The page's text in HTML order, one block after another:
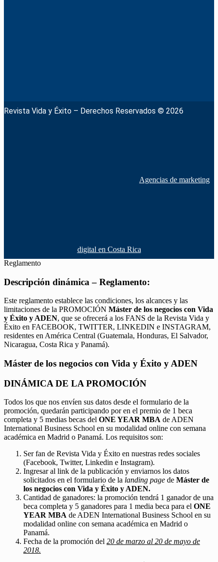
Revista Vida y Éxito – Derechos Reservados © 2026
Agencias de marketing
digital en Costa Rica
Reglamento
Descripción dinámica – Reglamento:
Este reglamento establece las condiciones, los alcances y las
limitaciones de la PROMOCIÓN Máster de los negocios con Vida
y Éxito y ADEN, que se ofrecerá a los FANS de la Revista Vida y
Éxito en FACEBOOK, TWITTER, LINKEDIN e INSTAGRAM,
residentes en América Central (Guatemala, Honduras, El Salvador,
Nicaragua, Costa Rica y Panamá).
Máster de los negocios con Vida y Éxito y ADEN
DINÁMICA DE LA PROMOCIÓN
Todos los que nos envíen sus datos desde el formulario de la
promoción, quedarán participando por en el premio de 1 beca
completa y 5 medias becas del ONE YEAR MBA de ADEN
International Business School en su modalidad online con semana
académica en Madrid o Panamá. Los requisitos son:
Ser fan de Revista Vida y Éxito en nuestras redes sociales
(Facebook, Twitter, Linkedin e Instagram).
Ingresar al link de la publicación y enviarnos los datos
solicitados en el formulario de la landing page de Máster de
los negocios con Vida y Éxito y ADEN.
Cantidad de ganadores: la promoción tendrá 1 ganador de una
beca completa y 5 ganadores para 1 media beca para el ONE
YEAR MBA de ADEN International Business School en su
modalidad online con semana académica en Madrid o
Panamá.
Fecha de la promoción del 20 de marzo al 20 de mayo de
2018.